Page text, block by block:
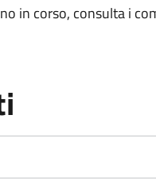
in corso, consulta i